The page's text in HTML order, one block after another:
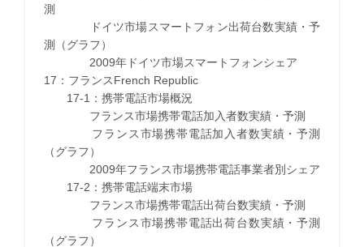
測
ドイツ市場スマートフォン出荷台数実績・予
測（グラフ）
2009年ドイツ市場スマートフォンシェア
17：フランスFrench Republic
17-1：携帯電話市場概況
フランス市場携帯電話加入者数実績・予測
フランス市場携帯電話加入者数実績・予測
（グラフ）
2009年フランス市場携帯電話事業者別シェア
17-2：携帯電話端末市場
フランス市場携帯電話出荷台数実績・予測
フランス市場携帯電話出荷台数実績・予測
（グラフ）